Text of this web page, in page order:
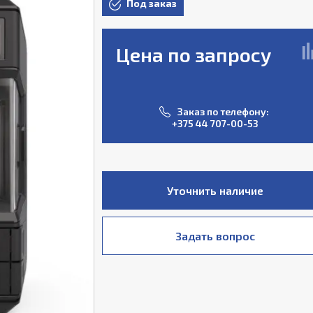
Под заказ
Цена по запросу
Заказ по телефону:
+375 44 707-00-53
Уточнить наличие
Задать вопрос